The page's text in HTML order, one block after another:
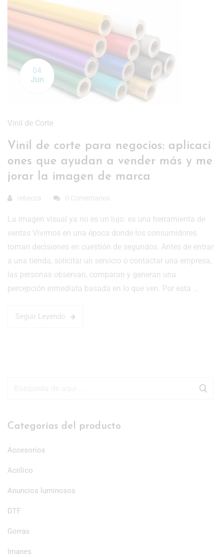
04
Jun
Vinil de Corte
Vinil de corte para negocios: aplicaci
ones que ayudan a vender más y me
jorar la imagen de marca
rebecca 0 Comentarios
La imagen visual ya no es un lujo: es una herramienta de
ventas Vivimos en una época donde los consumidores
toman decisiones en cuestión de segundos. Antes de entrar
a una tienda, solicitar un servicio o contactar una empresa,
las personas observan, comparan y generan una
percepción inmediata basada en lo que ven. Por esta …
Seguir Leyendo
Categorías del producto
Accesorios
Acrílico
Anuncios luminosos
DTF
Gorras
Imanes